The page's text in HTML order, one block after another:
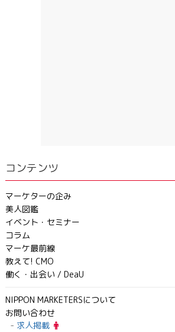
コンテンツ
マーケターの企み
美人図鑑
イベント・セミナー
コラム
マーケ最前線
教えて! CMO
働く・出会い / DeaU
NIPPON MARKETERSについて
お問い合わせ
求人掲載